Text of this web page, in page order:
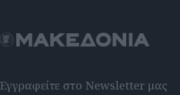
Εγγραφείτε στο Newsletter μας